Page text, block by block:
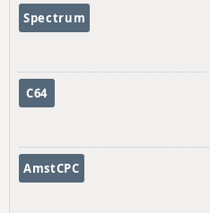
Spectrum
C64
AmstCPC